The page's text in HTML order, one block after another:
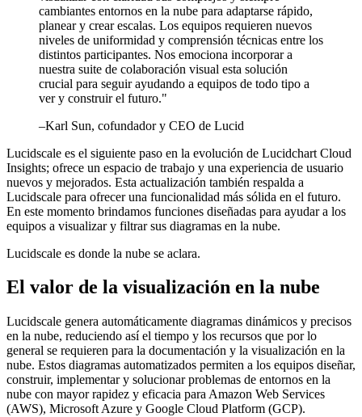
cambiantes entornos en la nube para adaptarse rápido,
planear y crear escalas. Los equipos requieren nuevos
niveles de uniformidad y comprensión técnicas entre los
distintos participantes. Nos emociona incorporar a
nuestra suite de colaboración visual esta solución
crucial para seguir ayudando a equipos de todo tipo a
ver y construir el futuro."
–Karl Sun, cofundador y CEO de Lucid
Lucidscale es el siguiente paso en la evolución de Lucidchart Cloud
Insights; ofrece un espacio de trabajo y una experiencia de usuario
nuevos y mejorados. Esta actualización también respalda a
Lucidscale para ofrecer una funcionalidad más sólida en el futuro.
En este momento brindamos funciones diseñadas para ayudar a los
equipos a visualizar y filtrar sus diagramas en la nube.
Lucidscale es donde la nube se aclara.
El valor de la visualización en la nube
Lucidscale genera automáticamente diagramas dinámicos y precisos
en la nube, reduciendo así el tiempo y los recursos que por lo
general se requieren para la documentación y la visualización en la
nube. Estos diagramas automatizados permiten a los equipos diseñar,
construir, implementar y solucionar problemas de entornos en la
nube con mayor rapidez y eficacia para Amazon Web Services
(AWS), Microsoft Azure y Google Cloud Platform (GCP).